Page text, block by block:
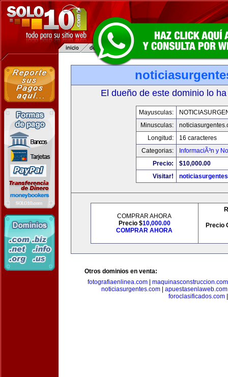
El dueño de este dominio lo
Mayusculas:
Minusculas:
Longitud:
16 caracteres
Categorias:
InformaciÃ³n y
Precio:
$10,000.00
Visitar!
COMPRAR AHORA
Precio $10,000.00
COMPRAR AHORA
Precio
Otros dominios en venta:
fotografiaenlinea.com
maquinasconstruccion.com
noticiasurgentes.com| apuestasenlaweb.com
foroclasificados.com|